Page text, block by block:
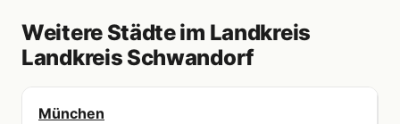
Weitere Städte im Landkreis
Landkreis Schwandorf
München